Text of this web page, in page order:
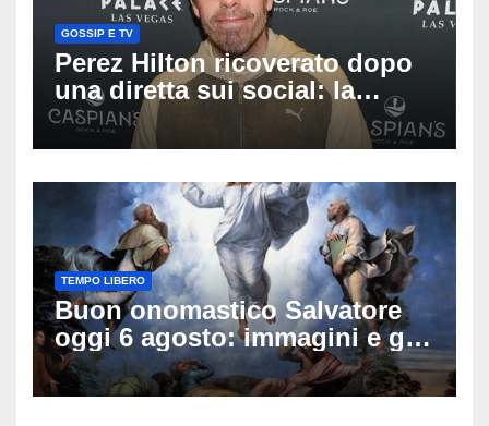
GOSSIP E TV
Perez Hilton ricoverato dopo
una diretta sui social: la
famiglia rompe il silenzio
sulle sue condizioni
TEMPO LIBERO
Buon onomastico Salvatore
oggi 6 agosto: immagini e gif
di auguri da condividere